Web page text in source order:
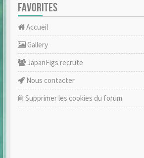
FAVORITES
Accueil
Gallery
JapanFigs recrute
Nous contacter
Supprimer les cookies du forum